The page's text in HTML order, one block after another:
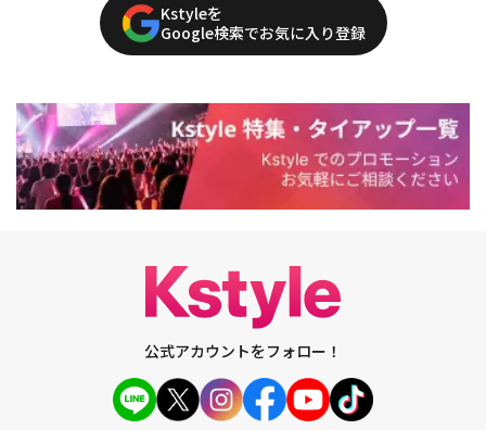
Kstyleを
Google検索でお気に入り登録
公式アカウントをフォロー！